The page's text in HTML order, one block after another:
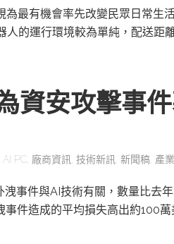
最有機會率先改變民眾日常生
的運行環境較為單純，配送距
資安攻擊事
AI PC 廠商資訊 技術新訊 新聞稿 產
事件與AI技術有關，數量比去
件造成的平均損失高出約100萬